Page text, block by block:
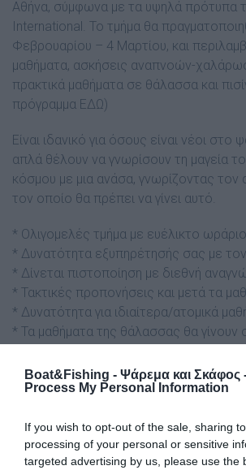
Boat&Fishing - Ψάρεμα και Σκάφος
Process My Personal Information
If you wish to opt-out of the sale, sharing
processing of your personal or sensitive
targeted advertising by us, please use the
Αθήνα, σύμφωνα με τα υψηλά πρότυπα
International. Το τμήμα θα
Φεβρουαρίου – 4 Μαρτίου, και
μαθήματα, ασκήσεις αναπνοών-
πρακτικά μαθήματα σε θάλασσα και
πρόγραμμα ΕΔΩ)
Είναι ιδανικό για όσους είναι νέοι
απλά θέλουν να γνωρίσουν τη μαγεία
κόσμου με μια ανάσα, γνωρίζοντας
τον οποίο θα πρέπει να γίνει αυτό.
* Ολιγομελές τμήμα με ευέλικτο ωράριο.
* Δυνατότητα εξυπηρέτησής σας με
* Δίνεται πιστοποίηση με διεθνή
* Τακτικές προπονήσεις και μετά τα
* Δυνατότητα για ιδιαίτερα/ατομικά
* Τα μαθήματα της θάλασσας θα γίνουν
Βελτιώστε τις επιδόσεις σας εγγυημένα
ΠΛΗΡΟΦΟΡΙΕΣ – ΕΓΓΡΑΦΕΣ
hellasfreedivers@gmail.comή στο